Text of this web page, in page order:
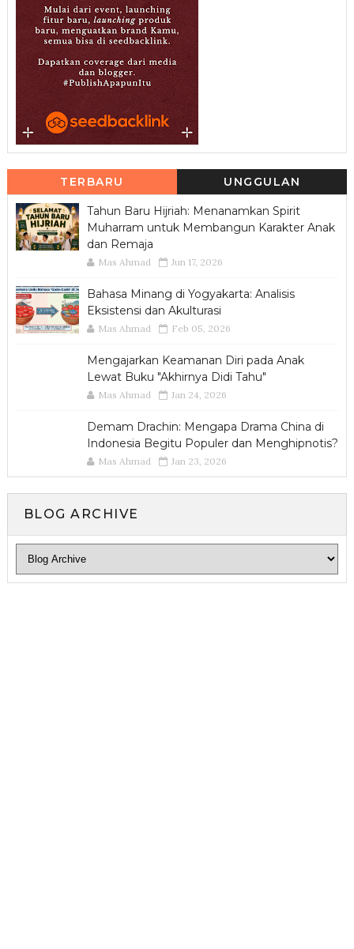
TERBARU UNGGULAN
Tahun Baru Hijriah: Menanamkan Spirit
Muharram untuk Membangun Karakter Anak
dan Remaja
Mas Ahmad Jun 17, 2026
Bahasa Minang di Yogyakarta: Analisis
Eksistensi dan Akulturasi
Mas Ahmad Feb 05, 2026
Mengajarkan Keamanan Diri pada Anak
Lewat Buku "Akhirnya Didi Tahu"
Mas Ahmad Jan 24, 2026
Demam Drachin: Mengapa Drama China di
Indonesia Begitu Populer dan Menghipnotis?
Mas Ahmad Jan 23, 2026
BLOG ARCHIVE